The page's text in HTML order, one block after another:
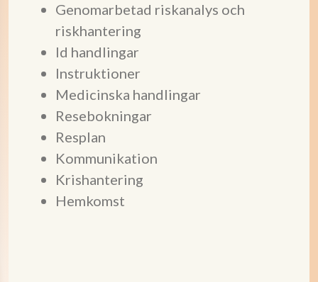
Genomarbetad riskanalys och
riskhantering
Id handlingar
Instruktioner
Medicinska handlingar
Resebokningar
Resplan
Kommunikation
Krishantering
Hemkomst